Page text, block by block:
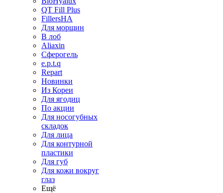
QT Fill Plus
FillersHA
Для морщин
В лоб
Aliaxin
Сферогель
e.p.t.q
Repart
Новинки
Из Кореи
Для ягодиц
По акции
Для носогубных
складок
Для лица
Для контурной
пластики
Для губ
Для кожи вокруг
глаз
Ещё